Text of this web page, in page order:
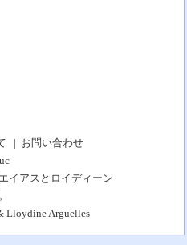
お問い合わせ
イアスとロイディーン
Lloydine Arguelles